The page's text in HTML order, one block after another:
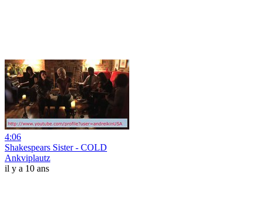
4:06
Shakespears Sister - COLD
Ankviplautz
il y a 10 ans